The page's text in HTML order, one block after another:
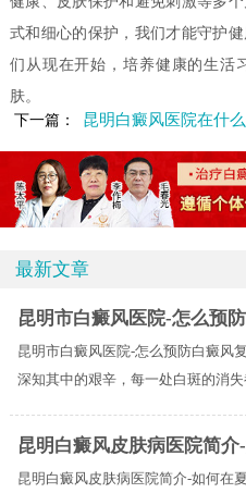
式和细心的保护，我们才能守护
们从现在开始，培养健康的生活
肤。
下一篇：
昆明白癜风医院在什么位
最新文章
昆明市白癜风医院-怎么预
昆明市白癜风医院-怎么预防白癜风
深知其中的艰辛，每一处白斑的消失
昆明白癜风皮肤病医院简
昆明白癜风皮肤病医院简介-如何在